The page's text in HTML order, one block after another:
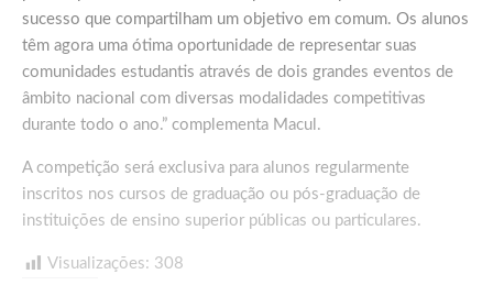
sucesso que compartilham um objetivo em comum. Os alunos
têm agora uma ótima oportunidade de representar suas
comunidades estudantis através de dois grandes eventos de
âmbito nacional com diversas modalidades competitivas
durante todo o ano.” complementa Macul.
A competição será exclusiva para alunos regularmente
inscritos nos cursos de graduação ou pós-graduação de
instituições de ensino superior públicas ou particulares.
Visualizações: 308